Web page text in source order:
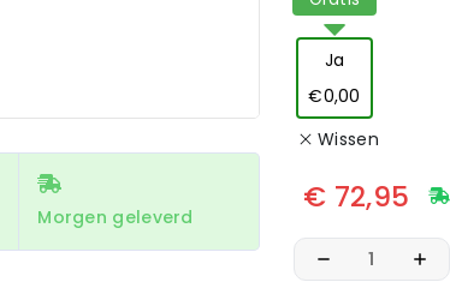
Morgen geleverd
Ja
€0,00
Wissen
€ 72,95